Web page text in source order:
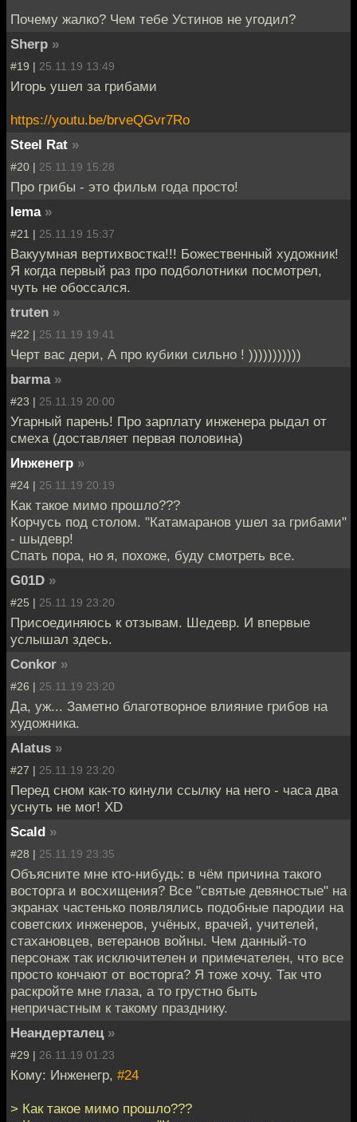
Почему жалко? Чем тебе Устинов не угодил?
Sherp »
#19 | 25.11.19 13:49
Игорь ушел за грибами
https://youtu.be/brveQGvr7Ro
Steel Rat »
#20 | 25.11.19 15:28
Про грибы - это фильм года просто!
lema »
#21 | 25.11.19 15:37
Вакуумная вертихвостка!!! Божественный художник!
Я когда первый раз про подболотники посмотрел,
чуть не обоссался.
truten »
#22 | 25.11.19 19:41
Черт вас дери, А про кубики сильно ! )))))))))))
barma »
#23 | 25.11.19 20:00
Угарный парень! Про зарплату инженера рыдал от
смеха (доставляет первая половина)
Инженегр »
#24 | 25.11.19 20:19
Как такое мимо прошло???
Корчусь под столом. "Катамаранов ушел за грибами"
- шыдевр!
Спать пора, но я, похоже, буду смотреть все.
G01D »
#25 | 25.11.19 23:20
Присоединяюсь к отзывам. Шедевр. И впервые
услышал здесь.
Conkor »
#26 | 25.11.19 23:20
Да, уж... Заметно благотворное влияние грибов на
художника.
Alatus »
#27 | 25.11.19 23:20
Перед сном как-то кинули ссылку на него - часа два
уснуть не мог! XD
Scald »
#28 | 25.11.19 23:35
Объясните мне кто-нибудь: в чём причина такого
восторга и восхищения? Все "святые девяностые" на
экранах частенько появлялись подобные пародии на
советских инженеров, учёных, врачей, учителей,
стахановцев, ветеранов войны. Чем данный-то
персонаж так исключителен и примечателен, что все
просто кончают от восторга? Я тоже хочу. Так что
раскройте мне глаза, а то грустно быть
непричастным к такому празднику.
Неандерталец »
#29 | 26.11.19 01:23
Кому: Инженегр, #24
> Как такое мимо прошло???